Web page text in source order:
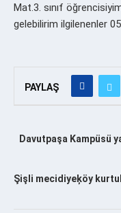
Mat.3. sınıf
gelebilirim ilgilenenler
PAYLAŞ
Davutpaşa Kampüsü
Şişli mecidiyeķöy